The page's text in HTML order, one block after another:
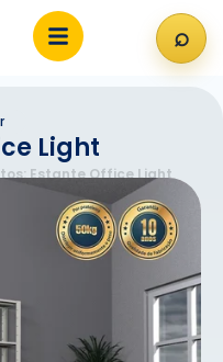
⌕
Light
Estante Office Light